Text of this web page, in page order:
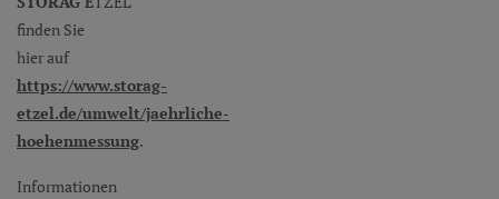
finden Sie
hier auf
https://www.storag-
etzel.de/umwelt/jaehrliche-
hoehenmessung.
Informationen